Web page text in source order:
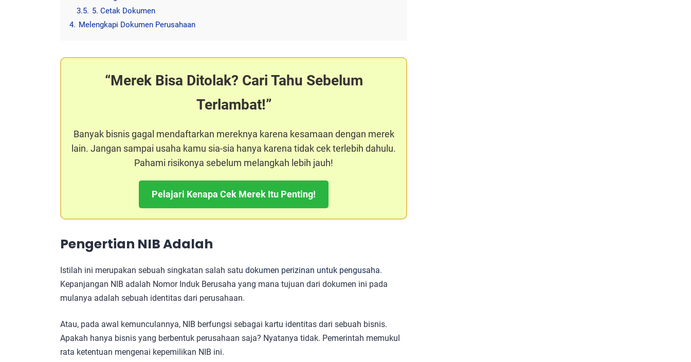
3.5. 5. Cetak Dokumen
4. Melengkapi Dokumen Perusahaan
Merek Bisa Ditolak? Cari Tahu Sebelum
Terlambat!
Banyak bisnis gagal mendaftarkan mereknya karena kesamaan dengan merek
lain. Jangan sampai usaha kamu sia-sia hanya karena tidak cek terlebih dahulu.
Pahami risikonya sebelum melangkah lebih jauh!
Pelajari Kenapa Cek Merek Itu Penting!
Pengertian NIB Adalah
Istilah ini merupakan sebuah singkatan salah satu dokumen perizinan untuk pengusaha.
Kepanjangan NIB adalah Nomor Induk Berusaha yang mana tujuan dari dokumen ini pada
mulanya adalah sebuah identitas dari perusahaan.
Atau, pada awal kemunculannya, NIB berfungsi sebagai kartu identitas dari sebuah bisnis.
Apakah hanya bisnis yang berbentuk perusahaan saja? Nyatanya tidak. Pemerintah memukul
rata ketentuan mengenai kepemilikan NIB ini.